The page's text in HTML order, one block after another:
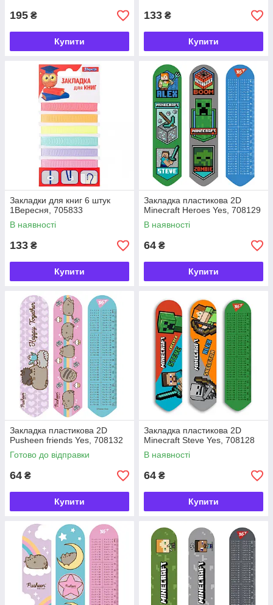
195 ₴
Купити
133 ₴
Купити
Закладки для книг 6 штук
1Вересня, 705833
В наявності
133 ₴
Купити
Закладка пластикова 2D
Minecraft Heroes Yes, 708129
В наявності
64 ₴
Купити
Закладка пластикова 2D
Pusheen friends Yes, 708132
Готово до відправки
64 ₴
Купити
Закладка пластикова 2D
Minecraft Steve Yes, 708128
В наявності
64 ₴
Купити